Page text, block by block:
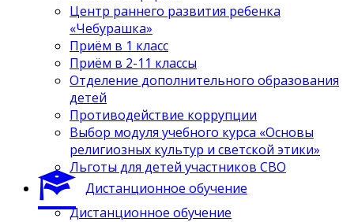
Центр раннего развития ребенка
«Чебурашка»
Приём в 1 класс
Приём в 2-11 классы
Отделение дополнительного образования
детей
Противодействие коррупции
Выбор модуля учебного курса «Основы
религиозных культур и светской этики»
Льготы для детей участников СВО
Дистанционное обучение
Дистанционное обучение